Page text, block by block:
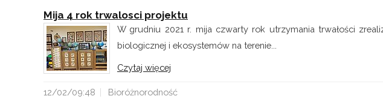
Mija 4 rok trwalosci projektu
W grudniu 2021 r. mija czwarty rok utrzymania trwałości
biologicznej i ekosystemów na terenie...
Czytaj więcej
12/02/09:48 Bioróżnorodność